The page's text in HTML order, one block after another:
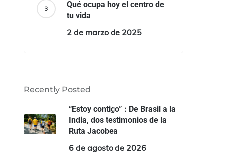
Qué ocupa hoy el centro de
tu vida
2 de marzo de 2025
Recently Posted
“Estoy contigo” : De Brasil a la
India, dos testimonios de la
Ruta Jacobea
6 de agosto de 2026